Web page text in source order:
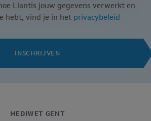
Liantis jouw gegevens verwerkt en
hebt, vind je in het privacybeleid
INSCHRIJVEN
MEDIWET GENT